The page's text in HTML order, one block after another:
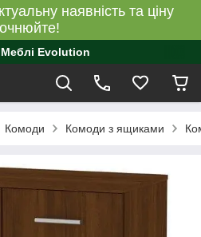
наявність та ціну
Меблі Evolution
Комоди Комоди з ящиками